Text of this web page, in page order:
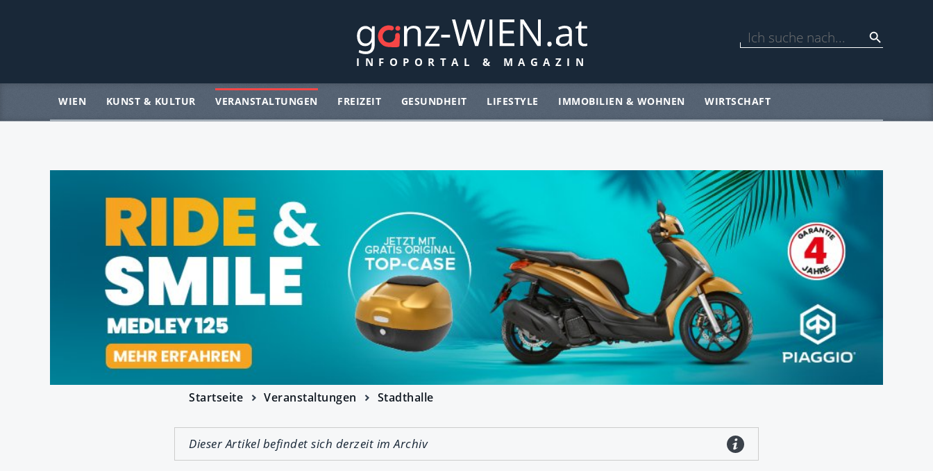
WIEN KUNST & KULTUR VERANSTALTUNGEN FREIZEIT GESUNDHEIT LIFESTYLE IMMOBILIEN & WOHNEN WIRTSCHAFT
Startseite Veranstaltungen Stadthalle
Dieser Artikel befindet sich derzeit im Archiv